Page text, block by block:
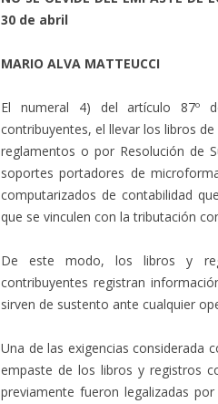
30 de abril
MARIO ALVA MATTEUCCI
El numeral 4) del artículo 87º
contribuyentes, el llevar los libros
reglamentos o por Resolución de
soportes portadores de
computarizados de contabilidad
que se vinculen con la tributación
De este modo, los libros y
contribuyentes registran
sirven de sustento ante cualquier
Una de las exigencias considerada
empaste de los libros y registros
previamente fueron legalizadas